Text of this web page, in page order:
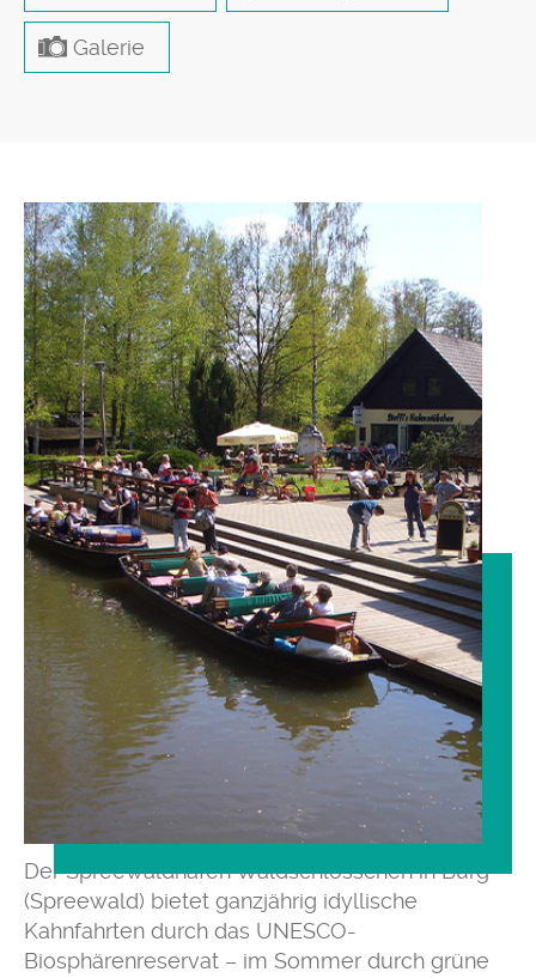
Galerie
Der Spreewaldhafen Waldschlösschen in Burg
(Spreewald) bietet ganzjährig idyllische
Kahnfahrten durch das UNESCO-
Biosphärenreservat – im Sommer durch grüne